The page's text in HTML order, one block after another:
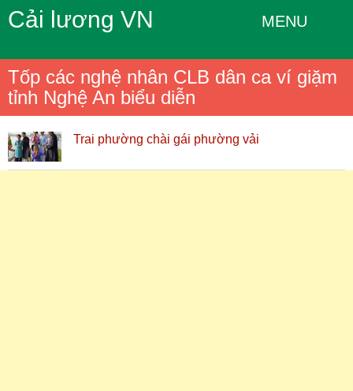
Cải lương VN MENU
Tốp các nghệ nhân CLB dân ca ví giặm
tỉnh Nghệ An biểu diễn
Trai phường chài gái phường vải